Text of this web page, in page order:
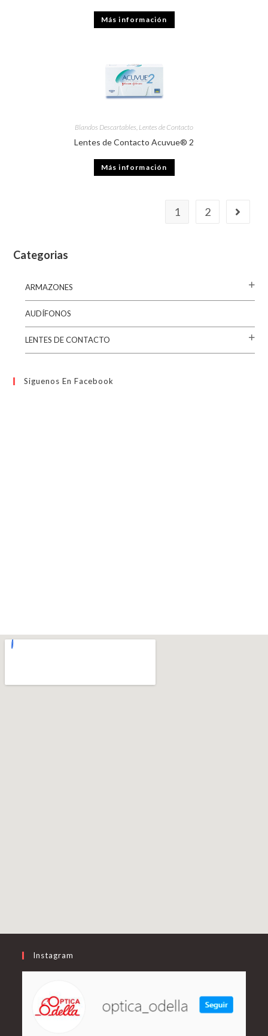
Más información
Blandos Descartables, Lentes de Contacto
Lentes de Contacto Acuvue® 2
Más información
1 2
Categorias
ARMAZONES
AUDÍFONOS
LENTES DE CONTACTO
Siguenos En Facebook
Instagram